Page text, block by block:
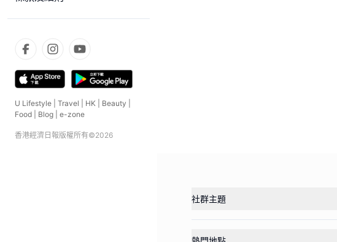
U Lifestyle Travel HK Beauty
Food
Blog e-zone
香港經濟日報版權所有©2026
社群主題